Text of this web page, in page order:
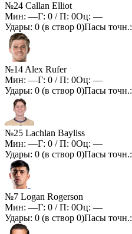
№24 Callan Elliot
Мин: —Г: 0 / П: 0Оц: —
Удары: 0 (в створ 0)Пасы точн.:
№14 Alex Rufer
Мин: —Г: 0 / П: 0Оц: —
Удары: 0 (в створ 0)Пасы точн.:
№25 Lachlan Bayliss
Мин: —Г: 0 / П: 0Оц: —
Удары: 0 (в створ 0)Пасы точн.:
№7 Logan Rogerson
Мин: —Г: 0 / П: 0Оц: —
Удары: 0 (в створ 0)Пасы точн.: